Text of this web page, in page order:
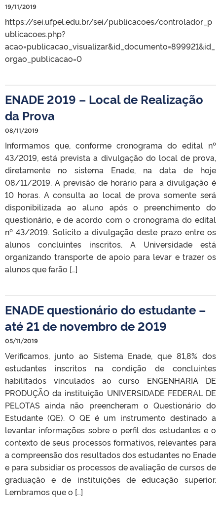
19/11/2019
https://sei.ufpel.edu.br/sei/publicacoes/controlador_p
ublicacoes.php?
acao=publicacao_visualizar&id_documento=899921&id_
orgao_publicacao=0
ENADE 2019 – Local de Realização
da Prova
08/11/2019
Informamos que, conforme cronograma do edital nº
43/2019, está prevista a divulgação do local de prova,
diretamente no sistema Enade, na data de hoje
08/11/2019. A previsão de horário para a divulgação é
10 horas. A consulta ao local de prova somente será
disponibilizada ao aluno após o preenchimento do
questionário, e de acordo com o cronograma do edital
nº 43/2019. Solicito a divulgação deste prazo entre os
alunos concluintes inscritos. A Universidade está
organizando transporte de apoio para levar e trazer os
alunos que farão […]
ENADE questionário do estudante –
até 21 de novembro de 2019
05/11/2019
Verificamos, junto ao Sistema Enade, que 81,8% dos
estudantes inscritos na condição de concluintes
habilitados vinculados ao curso ENGENHARIA DE
PRODUÇÃO da instituição UNIVERSIDADE FEDERAL DE
PELOTAS ainda não preencheram o Questionário do
Estudante (QE). O QE é um instrumento destinado a
levantar informações sobre o perfil dos estudantes e o
contexto de seus processos formativos, relevantes para
a compreensão dos resultados dos estudantes no Enade
e para subsidiar os processos de avaliação de cursos de
graduação e de instituições de educação superior.
Lembramos que o […]